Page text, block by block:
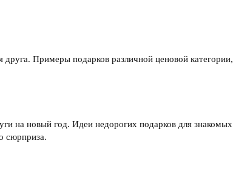
Примеры подарков различной ценовой категории,
на новый год. Идеи недорогих подарков для знакомых
сюрприза.